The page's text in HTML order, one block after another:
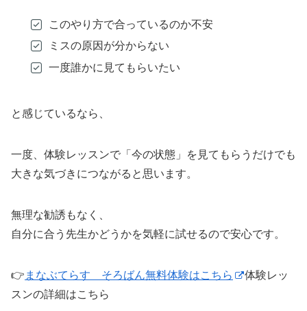
このやり方で合っているのか不安
ミスの原因が分からない
一度誰かに見てもらいたい
と感じているなら、
一度、体験レッスンで「今の状態」を見てもらうだけでも
大きな気づきにつながると思います。
無理な勧誘もなく、
自分に合う先生かどうかを気軽に試せるので安心です。
👉 まなぶてらす そろばん無料体験はこちら
体験レッ
スンの詳細はこちら